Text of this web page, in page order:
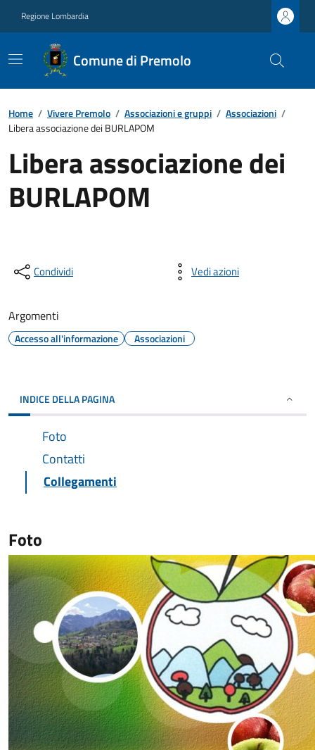
Regione Lombardia
Comune di Premolo
Home / Vivere Premolo / Associazioni e gruppi / Associazioni /
Libera associazione dei BURLAPOM
Libera associazione dei
BURLAPOM
Condividi Vedi azioni
Argomenti
Accesso all'informazione Associazioni
INDICE DELLA PAGINA
Foto
Contatti
Collegamenti
Foto